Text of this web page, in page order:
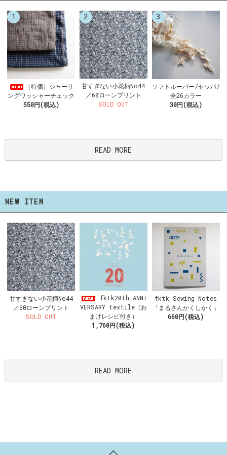
1
（特価）シャーリ
ングワッシャーチェック
550円(税込)
2
甘すぎない小花柄No44
／60ローンプリント
SOLD OUT
3
ソフトルーパー/セッパ/
全26カラー
30円(税込)
READ MORE
NEW ITEM
甘すぎない小花柄No44
／60ローンプリント
SOLD OUT
fktk20th ANNI
VERSARY textile（お
まけレシピ付き）
1,760円(税込)
fktk Sewing Notes
「まるさんかくしかく」
660円(税込)
READ MORE